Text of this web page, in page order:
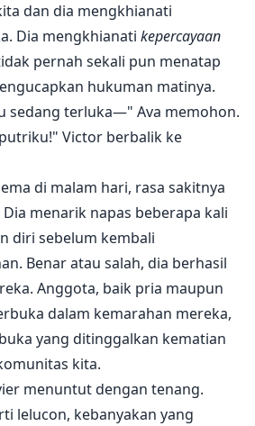
dan dia mengkhianati
Dia mengkhianati kepercayaan
pernah sekali pun menatap
hukuman matinya.
sedang terluka—" Ava memohon.
Victor berbalik ke
di malam hari, rasa sakitnya
menarik napas beberapa kali
diri sebelum kembali
Benar atau salah, dia berhasil
Anggota, baik pria maupun
dalam kemarahan mereka,
yang ditinggalkan kematian
kita.
menuntut dengan tenang.
lelucon, kebanyakan yang